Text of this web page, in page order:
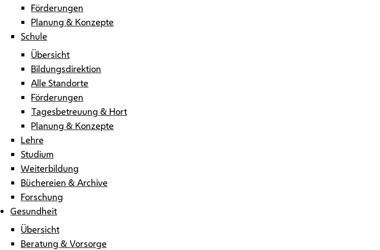
Förderungen
Planung & Konzepte
Schule
Übersicht
Bildungsdirektion
Alle Standorte
Förderungen
Tagesbetreuung & Hort
Planung & Konzepte
Lehre
Studium
Weiterbildung
Büchereien & Archive
Forschung
Gesundheit
Übersicht
Beratung & Vorsorge